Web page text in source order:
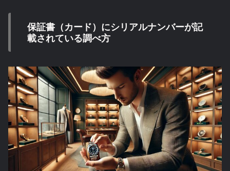
保証書（カード）にシリアルナンバーが記
載されている調べ方